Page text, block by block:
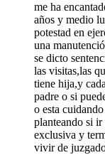
me ha
años y medio
potestad en
una
se dicto
las visitas,las
tiene hija,y
padre o si
o esta
planteando si
exclusiva y
vivir de